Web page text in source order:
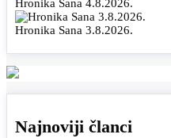
Hronika Sana 4.8.2026.
Hronika Sana 3.8.2026.
Najnoviji članci